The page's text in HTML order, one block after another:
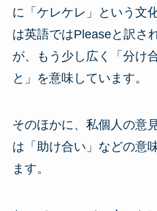
に「ケレケレ」という文
は英語ではPleaseと訳さ
が、もう少し広く「分け
と」を意味しています。
そのほかに、私個人の意
は「助け合い」などの意
ます。